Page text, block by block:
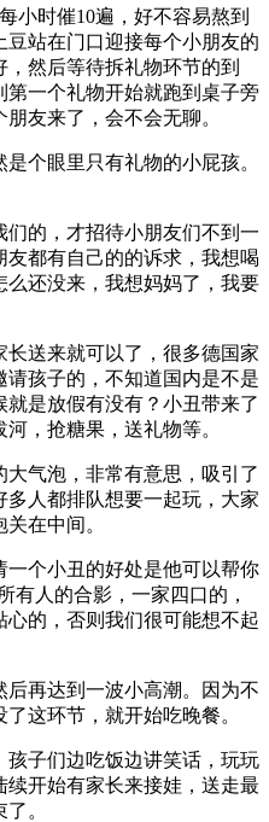
小时催10遍，好不容易熬到
站在门口迎接每个小朋友的
然后等待拆礼物环节的到
一个礼物开始就跑到桌子旁
友来了，会不会无聊。
个眼里只有礼物的小屁孩。
的，才招待小朋友们不到一
都有自己的的诉求，我想喝
还没来，我想妈妈了，我要
送来就可以了，很多德国家
孩子的，不知道国内是不是
是放假有没有？小丑带来了
，抢糖果，送礼物等。
气泡，非常有意思，吸引了
人都排队想要一起玩，大家
在中间。
个小丑的好处是他可以帮你
有人的合影，一家四口的，
的，否则我们很可能想不起
再达到一波小高潮。因为不
这环节，就开始吃晚餐。
子们边吃饭边讲笑话，玩玩
开始有家长来接娃，送走最
。